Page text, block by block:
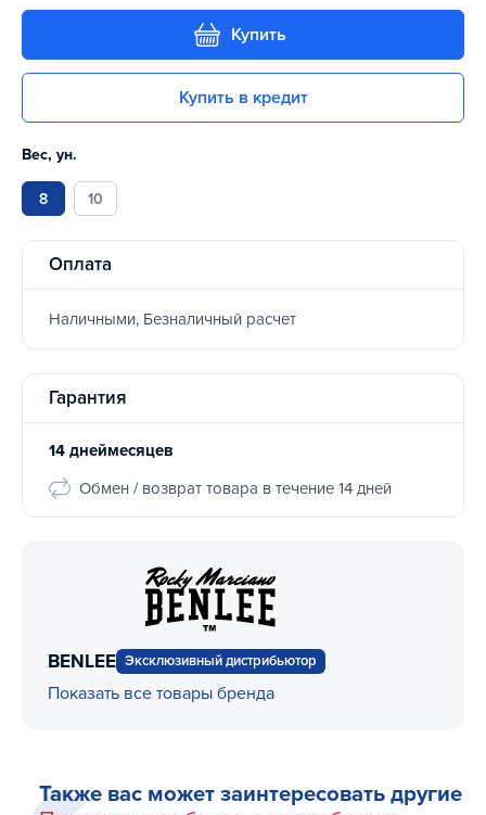
Купить
Купить в кредит
Вес, ун.
8 10
Оплата
Наличными, Безналичный расчет
Гарантия
14 днеймесяцев
Обмен / возврат товара в течение 14 дней
BENLEE Эксклюзивный дистрибьютор
Показать все товары бренда
Также вас может заинтересовать другие